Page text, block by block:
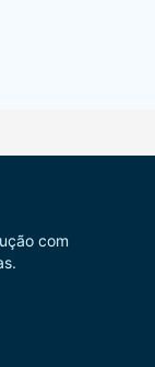
com